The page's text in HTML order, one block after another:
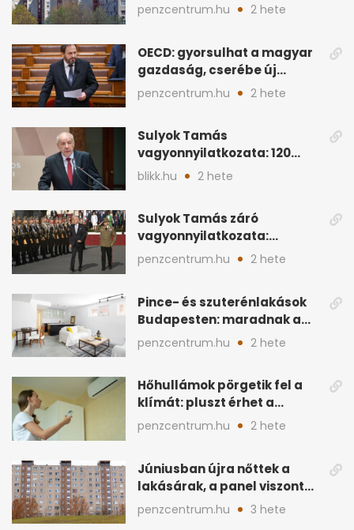
ahol a vétel már olcsóbb
penzcentrum.hu 2 hete
OECD: gyorsulhat a magyar
gazdaság, cserébe új
ingatlanadó is felmerül
penzcentrum.hu 2 hete
Sulyok Tamás
vagyonnyilatkozata: 120
milliós megtakarítás, 5
blikk.hu 2 hete
Sulyok Tamás záró
vagyonnyilatkozata:
ingatlanok és
megtakarítások
penzcentrum.hu 2 hete
Pince- és szuterénlakások
Budapesten: maradnak a
szigorú szabályok
penzcentrum.hu 2 hete
Hőhullámok pörgetik fel a
klímát: pluszt érhet a
lakásban a hűtés
penzcentrum.hu 2 hete
Júniusban újra nőttek a
lakásárak, a panel viszont
lemaradt
penzcentrum.hu 3 hete